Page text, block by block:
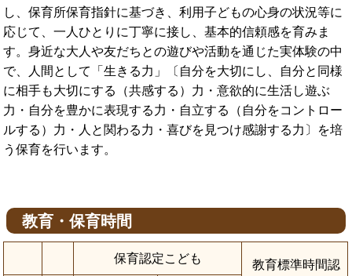
し、保育所保育指針に基づき、利用子どもの心身の状況等に
応じて、一人ひとりに丁寧に接し、基本的信頼感を育みま
す。身近な大人や友だちとの遊びや活動を通じた実体験の中
で、人間として「生きる力」〔自分を大切にし、自分と同様
に相手も大切にする（共感する）力・意欲的に生活し遊ぶ
力・自分を豊かに表現する力・自立する（自分をコントロー
ルする）力・人と関わる力・喜びを見つけ感謝する力〕を培
う保育を行います。
教育・保育時間
保育認定こども
教育標準時間認